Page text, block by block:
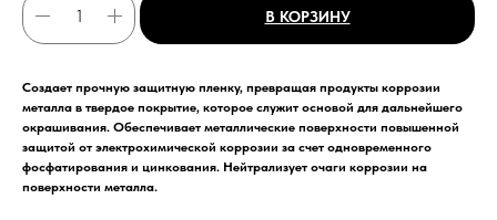
В КОРЗИНУ
Создает прочную защитную пленку, превращая продукты коррозии
металла в твердое покрытие, которое служит основой для дальнейшего
окрашивания. Обеспечивает металлические поверхности повышенной
защитой от электрохимической коррозии за счет одновременного
фосфатирования и цинкования. Нейтрализует очаги коррозии на
поверхности металла.